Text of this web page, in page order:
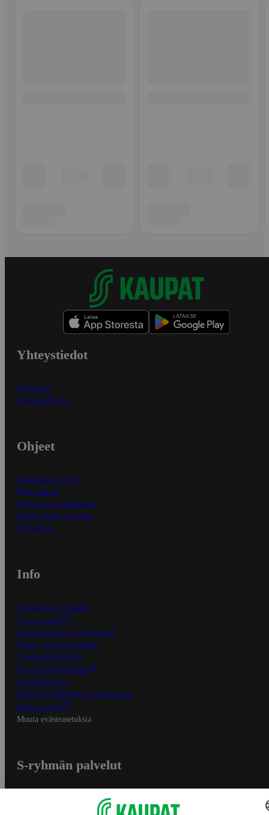
Yhteystiedot
Myymälät
Asiakaspalvelu
Ohjeet
Ensitilaajan ohjeet
Näin maksat
Näin tilaat ja muokkaat
Kaikki ohjeet ja vinkit
In English
Info
S-Business yrityksille
Oiva-raportit
Osuuskauppojen yhteystiedot
Tilaus- ja toimitusehdot
Tietosuojakäytäntö
Palvelun käyttöehdot
Saavutettavuus
Mobiilisovelluksen saavutettavuus
Mainostajalle
Muuta evästeasetuksia
S-ryhmän palvelut